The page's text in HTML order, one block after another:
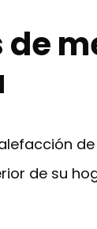
de
de su